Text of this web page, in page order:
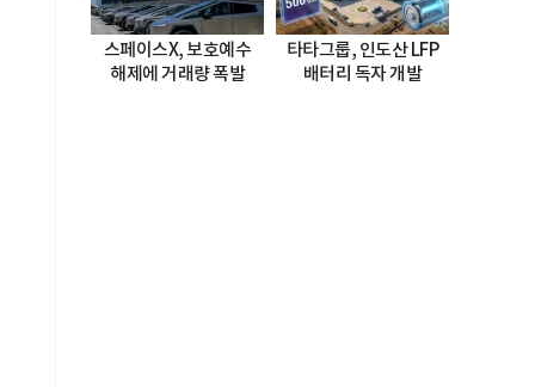
스페이스X, 보호예수
해제에 거래량 폭발
타타그룹, 인도산 LFP
배터리 독자 개발